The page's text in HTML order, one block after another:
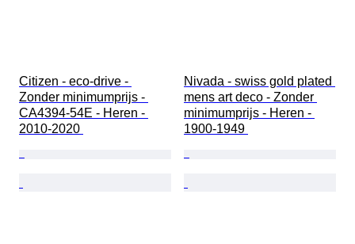
Citizen - eco-drive -
Zonder minimumprijs -
CA4394-54E - Heren -
2010-2020
Nivada - swiss gold plated
mens art deco - Zonder
minimumprijs - Heren -
1900-1949